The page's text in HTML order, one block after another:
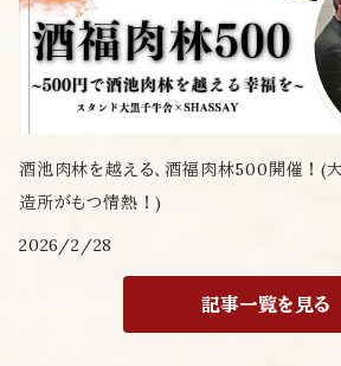
酒池肉林を越える、酒福肉林500開催！(
造所がもつ情熱！)
2026/2/28
記事一覧を見る